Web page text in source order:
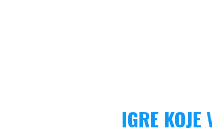
IGRE KOJE